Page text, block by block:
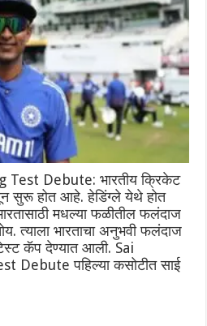
Test Debute: भारतीय क्रिकेट
सुरू होत आहे. हेडिंग्ले येथे होत
मधल्या फळीतील फलंदाज
त्याला भारताचा अनुभवी फलंदाज
कॅप देण्यात आली. Sai
Debute पहिल्या कसोटीत साई